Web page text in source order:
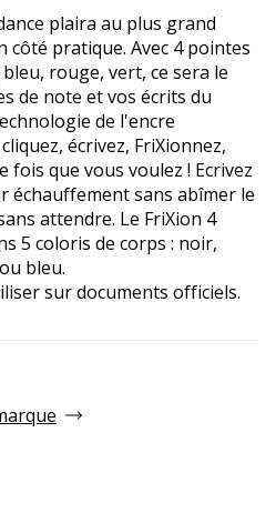
plaira au plus grand
côté pratique. Avec 4 pointes
rouge, vert, ce sera le
de note et vos écrits du
de l'encre
écrivez, FriXionnez,
fois que vous voulez ! Ecrivez
échauffement sans abîmer le
attendre. Le FriXion 4
5 coloris de corps : noir,
bleu.
sur documents officiels.